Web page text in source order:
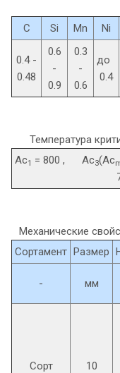
C Si Mn Ni
0.4 -
0.48
0.6
-
0.9
0.3
-
0.6
до
0.4
Температура
Ac1 = 800 , Ac3(Ac
Механические
Сортамент Размер
- мм
Сорт 10